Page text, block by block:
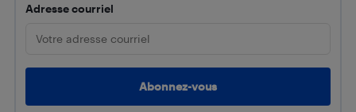
Adresse courriel